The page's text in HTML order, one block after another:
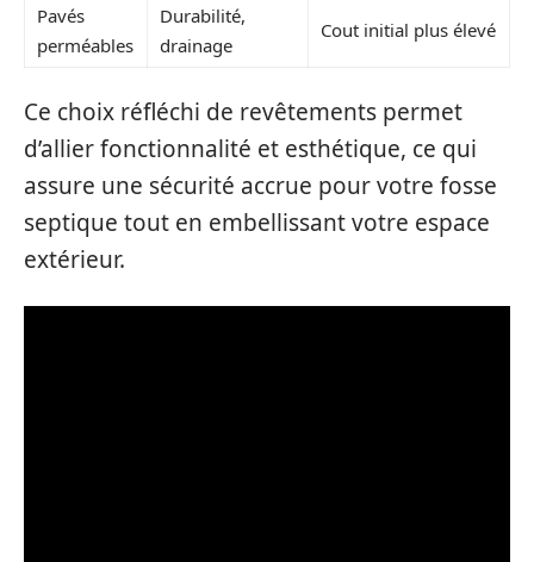
Pavés
perméables
Durabilité,
drainage
Cout initial plus élevé
Ce choix réfléchi de revêtements permet
d’allier fonctionnalité et esthétique, ce qui
assure une sécurité accrue pour votre fosse
septique tout en embellissant votre espace
extérieur.